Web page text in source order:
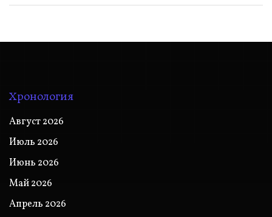
Хронология
Август 2026
Июль 2026
Июнь 2026
Май 2026
Апрель 2026